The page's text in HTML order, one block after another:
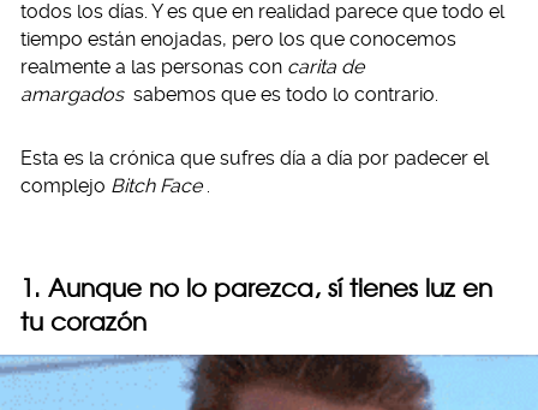
todos los días. Y es que en realidad parece que todo el
tiempo están enojadas, pero los que conocemos
realmente a las personas con carita de
amargados sabemos que es todo lo contrario.
Esta es la crónica que sufres día a día por padecer el
complejo Bitch Face .
1. Aunque no lo parezca, sí tienes luz en
tu corazón